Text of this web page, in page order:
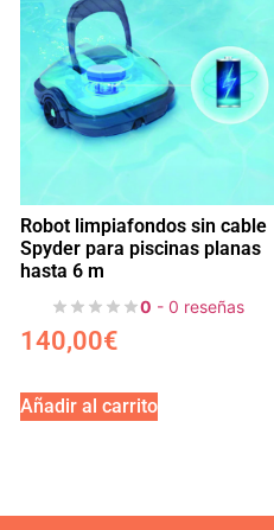
Robot limpiafondos sin cable
Spyder para piscinas planas
hasta 6 m
0 - 0 reseñas
140,00€
Añadir al carrito